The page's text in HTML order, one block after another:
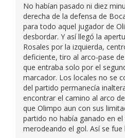
No habían pasado ni diez
derecha de la defensa de
para todo aquel jugador de
desbordar. Y así llegó la
Rosales por la izquierda,
deficiente, tiro al arco-pase
que entraba solo por el
marcador. Los locales no se
del partido permanecía
encontrar el camino al arco
que Olimpo aun con sus
partido no había ganado en
merodeando el gol. Así se